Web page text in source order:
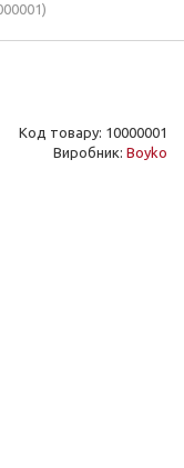
Код товару: 10000001
Виробник: Boyko